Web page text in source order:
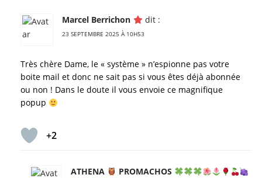
Marcel Berrichon dit :
23 SEPTEMBRE 2025 À 10H53
Très chère Dame, le « système » n’espionne pas votre
boite mail et donc ne sait pas si vous êtes déjà abonnée
ou non ! Dans le doute il vous envoie ce magnifique
popup
+2
ATHENA
PROMACHOS